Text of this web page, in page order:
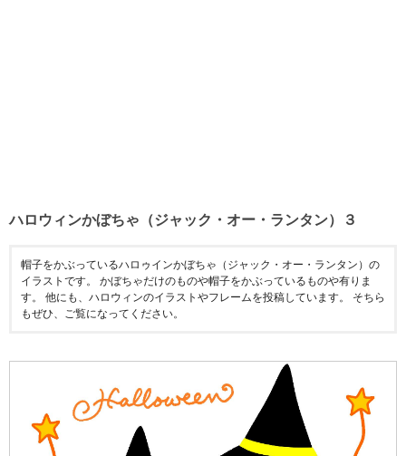
ハロウィンかぼちゃ（ジャック・オー・ランタン）３
帽子をかぶっているハロゥインかぼちゃ（ジャック・オー・ランタン）の
イラストです。 かぼちゃだけのものや帽子をかぶっているものや有りま
す。 他にも、ハロウィンのイラストやフレームを投稿しています。 そちら
もぜひ、ご覧になってください。